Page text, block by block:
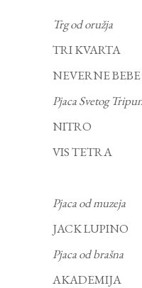
Trg od oružja
TRI KVARTA
NEVERNE BEBE
Pjaca Svetog
NITRO
VIS TETRA
Pjaca od muzeja
JACK LUPINO
Pjaca od brašna
AKADEMIJA